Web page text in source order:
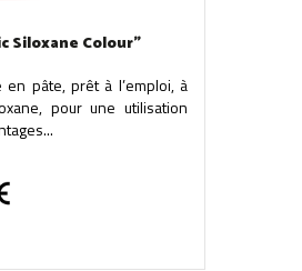
Siloxane Colour"
pâte, prêt à l’emploi, à
pour une utilisation